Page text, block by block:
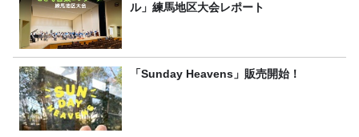
ル」練馬地区大会レポート
「Sunday Heavens」販売開始！